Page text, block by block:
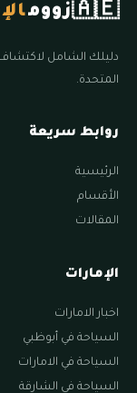
🇦🇪زووم
دليلك الشامل
المتحدة.
روابط سريعة
الرئيسية
الأقسام
المقالات
الإمارات
اخبار الامارات
السياحة في أبوظبي
السياحة في الامارات
السياحة في الشارقة